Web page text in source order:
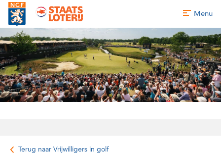
Menu
Terug naar Vrijwilligers in golf